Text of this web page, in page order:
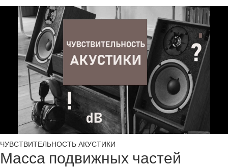
ЧУВСТВИТЕЛЬНОСТЬ АКУСТИКИ
Масса подвижных частей